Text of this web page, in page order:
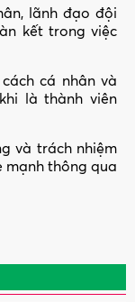
lãnh đạo đội
kết trong việc
cá nhân và
là thành viên
và trách nhiệm
mạnh thông qua